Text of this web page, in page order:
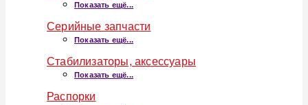
Показать ещё...
Серийные запчасти
Показать ещё...
Стабилизаторы, аксессуары
Показать ещё...
Распорки